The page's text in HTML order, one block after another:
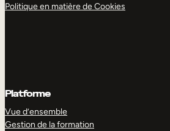
Politique en matière de Cookies
Platforme
Vue d’ensemble
Gestion de la formation